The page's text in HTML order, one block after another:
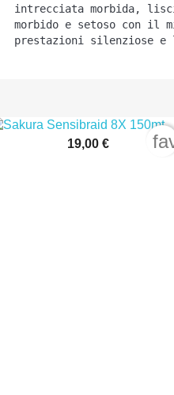
intrecciata morbida,
morbido e setoso con il
prestazioni silenziose
Anteprima
19,00 €